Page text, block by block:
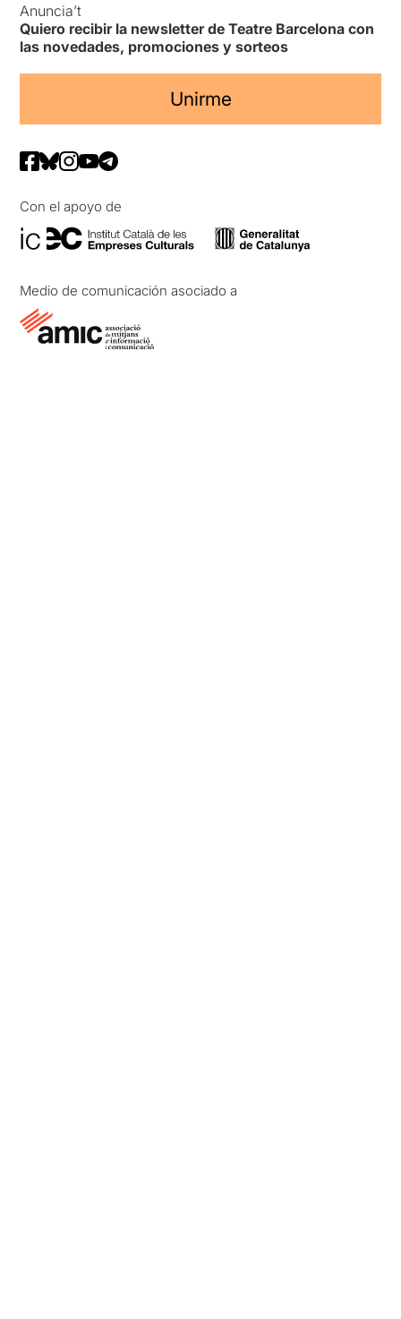
Anuncia’t
Quiero recibir la newsletter de Teatre Barcelona con
las novedades, promociones y sorteos
Unirme
Con el apoyo de
Medio de comunicación asociado a